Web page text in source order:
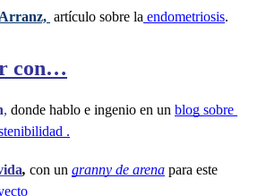
artículo sobre la endometriosis.
con…
, donde hablo e ingenio en un blog sobre
.
, con un granny de arena